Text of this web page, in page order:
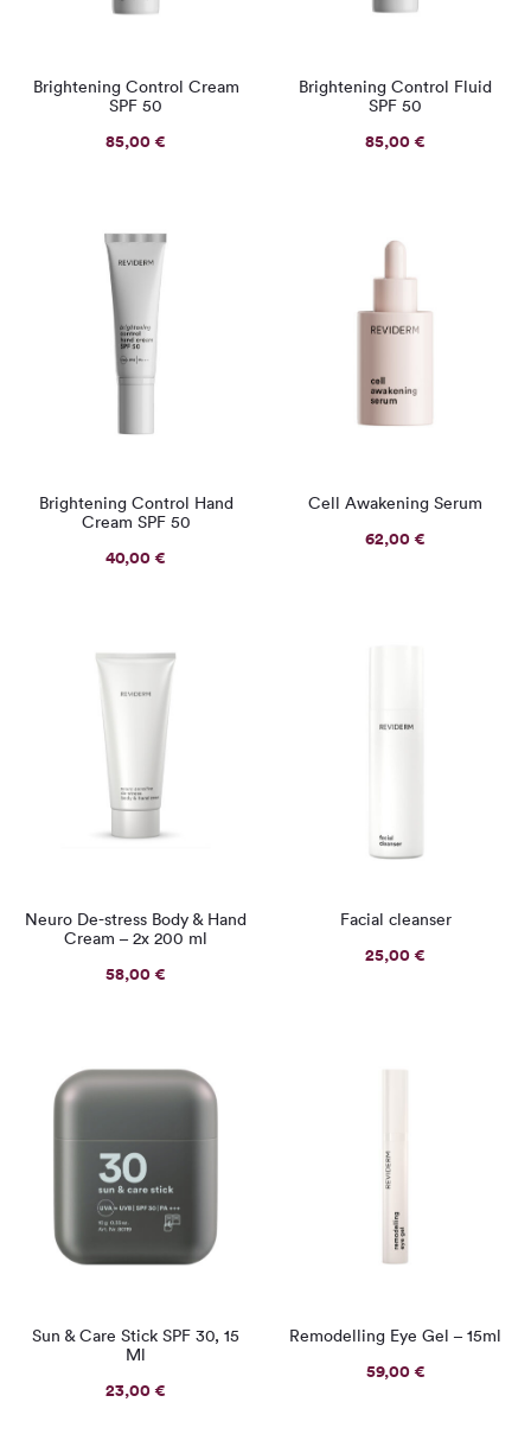
Brightening Control Cream
SPF 50
85,00€
Brightening Control Fluid
SPF 50
85,00€
Brightening Control Hand
Cream SPF 50
40,00€
Cell Awakening Serum
62,00€
Neuro De-stress Body & Hand
Cream – 2x 200 ml
58,00€
Facial cleanser
25,00€
Sun & Care Stick SPF 30, 15
Ml
23,00€
Remodelling Eye Gel – 15ml
59,00€